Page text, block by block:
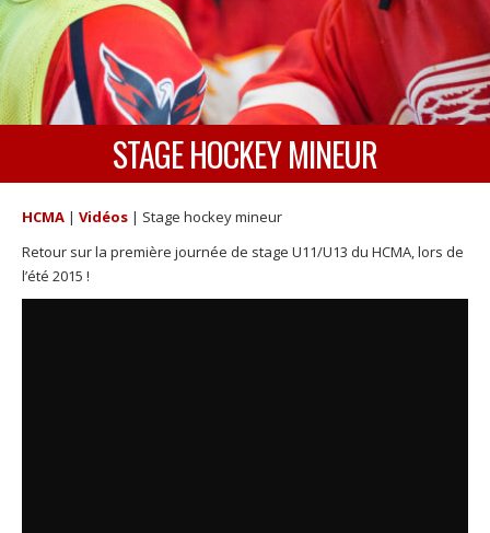
STAGE HOCKEY MINEUR
HCMA | Vidéos | Stage hockey mineur
Retour sur la première journée de stage U11/U13 du HCMA, lors de
l’été 2015 !